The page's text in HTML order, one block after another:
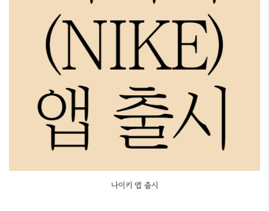
나이키 앱 출시